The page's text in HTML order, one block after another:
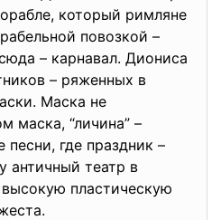
который римляне
повозкой –
– карнавал. Диониса
– ряженных в
Маска не
маска, “личина” –
где праздник –
античный театр в
пластическую